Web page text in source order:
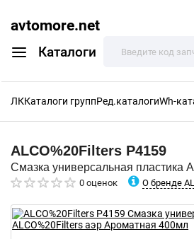
avtomore.net
Каталоги
ЛККаталоги группРед.каталогиWh-
ALCO%20Filters P4159
Смазка универсальная пластика
0 оценок О бренде